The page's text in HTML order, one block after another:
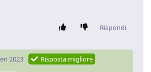
Rispondi
2023 Risposta migliore